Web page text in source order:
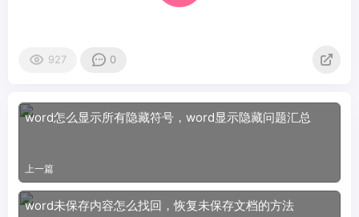
927 0
word怎么显示所有隐藏符号，word显示隐藏问题汇总
上一篇
word未保存内容怎么找回，恢复未保存文档的方法